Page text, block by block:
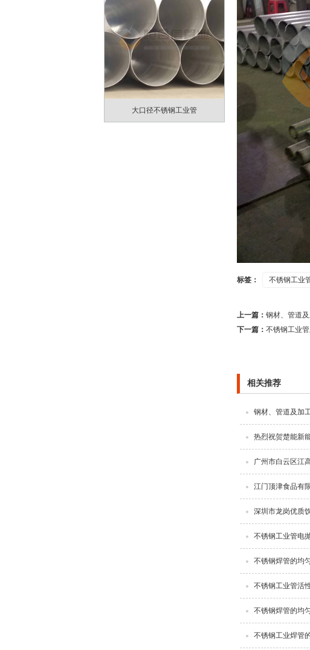
大口径不锈钢工业管
标签： 不锈钢工业
上一篇： 钢材、管道
下一篇： 不锈钢工业
相关推荐
钢材、管道及加
热烈祝贺楚能新
广州市白云区江
江门顶津食品有
深圳市龙岗优质
不锈钢工业管电
不锈钢焊管的均
不锈钢工业管活
不锈钢焊管的均
不锈钢工业焊管